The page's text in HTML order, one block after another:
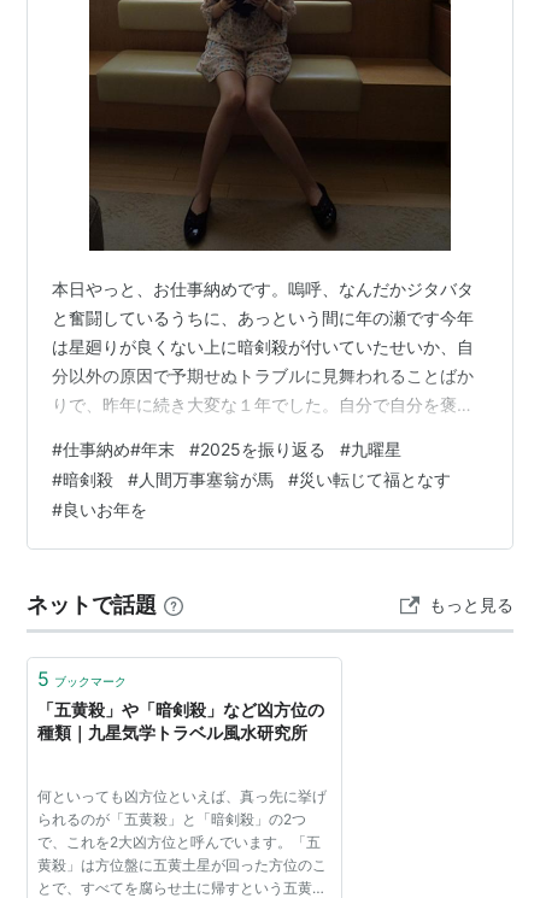
本日やっと、お仕事納めです。嗚呼、なんだかジタバタ
と奮闘しているうちに、あっという間に年の瀬です今年
は星廻りが良くない上に暗剣殺が付いていたせいか、自
分以外の原因で予期せぬトラブルに見舞われることばか
りで、昨年に続き大変な１年でした。自分で自分を褒め
いつでも順風満帆とはいかないものだと理解していて
も、実際に不幸な出来事や災難に直面すると「何で自分
がこんな目に遭わなければいけないの・・・」と絶望的
な気持ちになってしまうことがありますね、、だけど人
があって、調子が良くないなと感じた時は「人間万事塞
翁…
#仕事納め#年末 #2025を振り返る #九曜星
#暗剣殺 #人間万事塞翁が馬 #災い転じて福となす
#良いお年を
ネットで話題 もっと見る
5 ブックマーク
「五黄殺」や「暗剣殺」など凶方位の
種類｜九星気学トラベル風水研究所
何といっても凶方位といえば、真っ先に挙げ
られるのが「五黄殺」と「暗剣殺」の2つ
で、これを2大凶方位と呼んでいます。「五
黄殺」は方位盤に五黄土星が回った方位のこ
とで、すべてを腐らせ土に帰すという五黄土